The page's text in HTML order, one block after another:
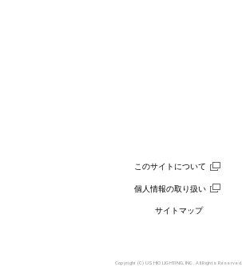
このサイトについて
個人情報の取り扱い
サイトマップ
Copyright (C) USHIO LIGHTING, INC. All Rights Reserved.